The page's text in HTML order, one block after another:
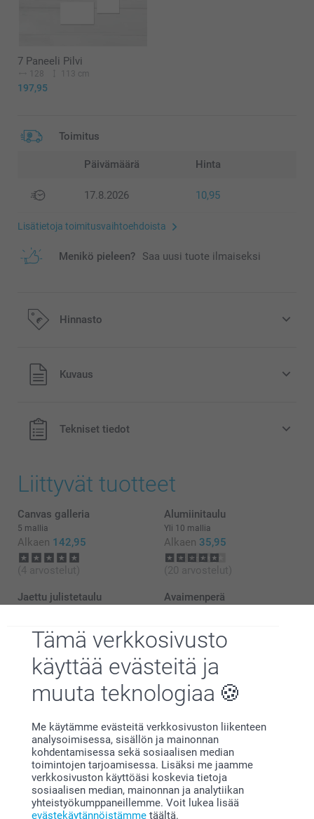
Tämä verkkosivusto
käyttää evästeitä ja
muuta teknologiaa
Me käytämme evästeitä verkkosivuston liikenteen
analysoimisessa, sisällön ja mainonnan
kohdentamisessa sekä sosiaalisen median
toimintojen tarjoamisessa. Lisäksi me jaamme
verkkosivuston käyttöäsi koskevia tietoja
sosiaalisen median, mainonnan ja analytiikan
yhteistyökumppaneillemme. Voit lukea lisää
evästekäytännöistämme täältä.
7 Paneeli Pilvi
128 113 cm
197,95
Toimitus
Päivämäärä Hinta
17.8.2026 10,95
Lisätietoja toimitusvaihtoehdoista
Menikö pieleen? Saa uusi tuote ilmaiseksi
Hinnasto
Kaikki hinnat ovat euroina, sisältävät arvonlisäveron ja
eivät sisällä postikuluja.
Kuvaus
Tekniset tiedot
Mitkä ovat sommitelmani Forex-levyjen tarkat mitat?
Liittyvät tuotteet
Canvas galleria
5 mallia
Alkaen 142,95
(4 arvostelut)
Alumiinitaulu
Yli 10 mallia
Alkaen 35,95
(20 arvostelut)
Jaettu julistetaulu Avaimenperä
Miksismartphoto